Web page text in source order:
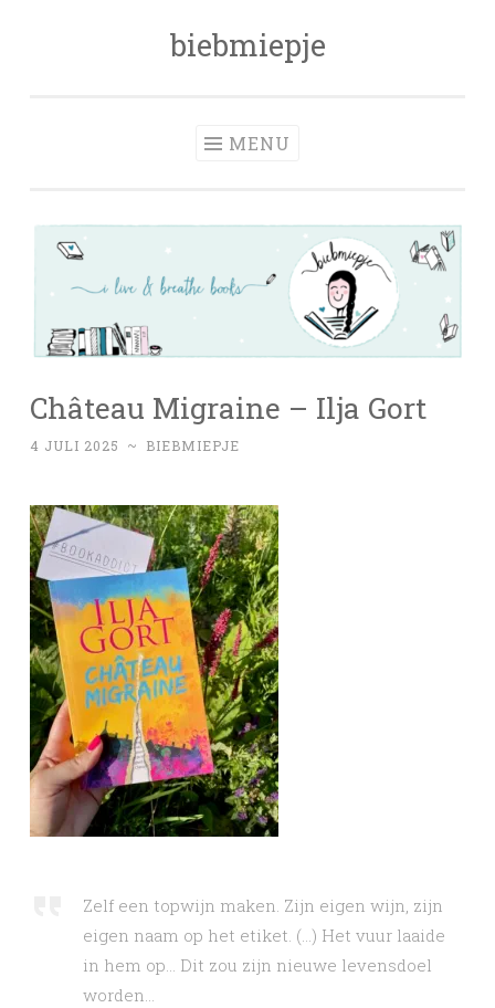
biebmiepje
MENU
Château Migraine – Ilja Gort
4 JULI 2025 ~ BIEBMIEPJE
Zelf een topwijn maken. Zijn eigen wijn, zijn
eigen naam op het etiket. (…) Het vuur laaide
in hem op… Dit zou zijn nieuwe levensdoel
worden…